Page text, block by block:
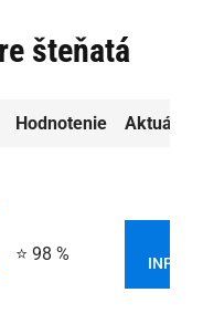
šteňatá
Hodnotenie Aktuálna
⭐ 98 %